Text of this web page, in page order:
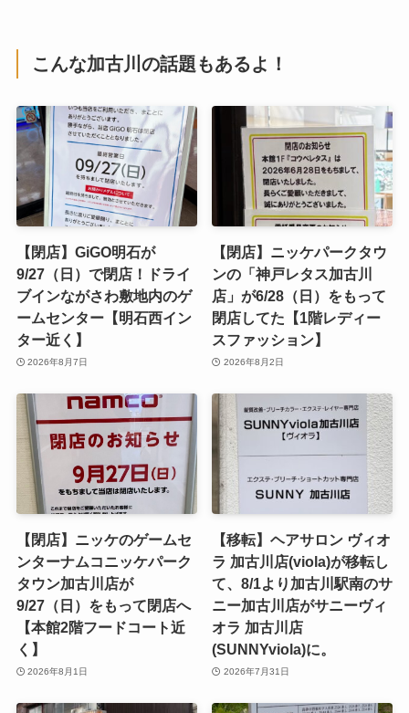
こんな加古川の話題もあるよ！
【閉店】GiGO明石が
9/27（日）で閉店！ドライ
ブインながさわ敷地内のゲ
ームセンター【明石西イン
ター近く】
2026年8月7日
【閉店】ニッケパークタウ
ンの「神戸レタス加古川
店」が6/28（日）をもって
閉店してた【1階レディー
スファッション】
2026年8月2日
【閉店】ニッケのゲームセ
ンターナムコニッケパーク
タウン加古川店が
9/27（日）をもって閉店へ
【本館2階フードコート近
く】
2026年8月1日
【移転】ヘアサロン ヴィオ
ラ 加古川店(viola)が移転し
て、8/1より加古川駅南のサ
ニー加古川店がサニーヴィ
オラ 加古川店
(SUNNYviola)に。
2026年7月31日